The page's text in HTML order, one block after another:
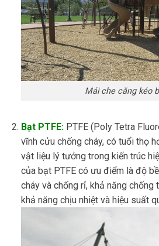
Mái che căng kéo
Bạt PTFE: PTFE (Poly Tetra
vĩnh cửu chống cháy, có tuổi thọ
vật liệu lý tưởng trong kiến ​​trúc
của bạt PTFE có ưu điểm là độ
cháy và chống rỉ, khả năng
khả năng chịu nhiệt và hiệu suất